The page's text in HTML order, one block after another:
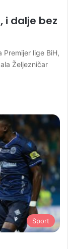
i dalje bez
lige BiH,
Željezničar
Sport